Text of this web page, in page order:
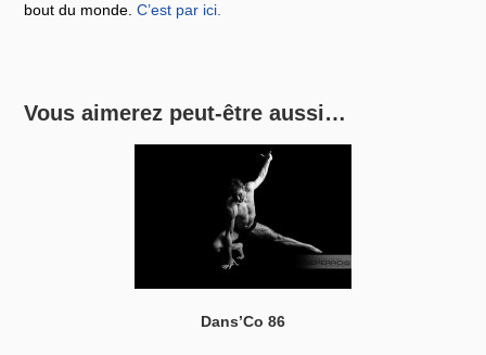
bout du monde.C’est par ici.
Vous aimerez peut-être aussi…
Dans’Co 86